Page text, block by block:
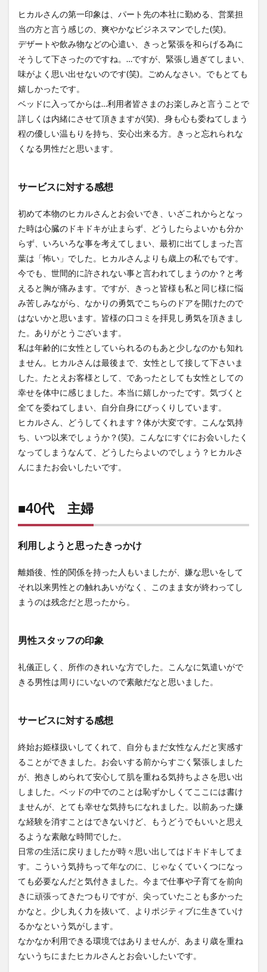
ヒカルさんの第一印象は、パート先の本社に勤める、営業担
当の方と言う感じの、爽やかなビジネスマンでした(笑)。
デザートや飲み物などの心遣い、きっと緊張を和らげる為に
そうして下さったのですね。…ですが、緊張し過ぎてしまい、
味がよく思い出せないのです(笑)。ごめんなさい。でもとても
嬉しかったです。
ベッドに入ってからは…利用者皆さまのお楽しみと言うことで
詳しくは内緒にさせて頂きますが(笑)、身も心も委ねてしまう
程の優しい温もりを持ち、安心出来る方。きっと忘れられな
くなる男性だと思います。
サービスに対する感想
初めて本物のヒカルさんとお会いでき、いざこれからとなっ
た時は心臓のドキドキが止まらず、どうしたらよいかも分か
らず、いろいろな事を考えてしまい、最初に出てしまった言
葉は「怖い」でした。ヒカルさんよりも歳上の私でもです。
今でも、世間的に許されない事と言われてしまうのか？と考
えると胸が痛みます。ですが、きっと皆様も私と同じ様に悩
み苦しみながら、なかりの勇気でこちらのドアを開けたので
はないかと思います。皆様の口コミを拝見し勇気を頂きまし
た。ありがとうございます。
私は年齢的に女性としていられるのもあと少しなのかも知れ
ません。ヒカルさんは最後まで、女性として接して下さいま
した。たとえお客様として、であったとしても女性としての
幸せを体中に感じました。本当に嬉しかったです。気づくと
全てを委ねてしまい、自分自身にびっくりしています。
ヒカルさん、どうしてくれます？体が大変です。こんな気持
ち、いつ以来でしょうか？(笑)。こんなにすぐにお会いしたく
なってしまうなんて、どうしたらよいのでしょう？ヒカルさ
んにまたお会いしたいです。
■40代 主婦
利用しようと思ったきっかけ
離婚後、性的関係を持った人もいましたが、嫌な思いをして
それ以来男性との触れあいがなく、このまま女が終わってし
まうのは残念だと思ったから。
男性スタッフの印象
礼儀正しく、所作のきれいな方でした。こんなに気遣いがで
きる男性は周りにいないので素敵だなと思いました。
サービスに対する感想
終始お姫様扱いしてくれて、自分もまだ女性なんだと実感す
ることができました。お会いする前からすごく緊張しました
が、抱きしめられて安心して肌を重ねる気持ちよさを思い出
しました。ベッドの中でのことは恥ずかしくてここには書け
ませんが、とても幸せな気持ちになれました。以前あった嫌
な経験を消すことはできないけど、もうどうでもいいと思え
るような素敵な時間でした。
日常の生活に戻りましたが時々思い出してはドキドキしてま
す。こういう気持ちって年なのに、じゃなくていくつになっ
ても必要なんだと気付きました。今まで仕事や子育てを前向
きに頑張ってきたつもりですが、尖っていたことも多かった
かなと。少し丸く力を抜いて、よりポジティブに生きていけ
るかなという気がします。
なかなか利用できる環境ではありませんが、あまり歳を重ね
ないうちにまたヒカルさんとお会いしたいです。